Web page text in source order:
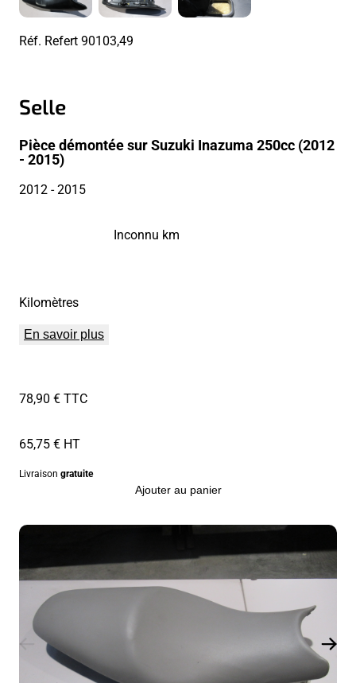
Réf. Refert90103,49
Selle
Pièce démontée sur Suzuki Inazuma 250cc (2012
- 2015)
2012- 2015
Kilomètres
Inconnu km
En savoir plus
78,90 € TTC
65,75 € HT
Livraison gratuite
Ajouter au panier